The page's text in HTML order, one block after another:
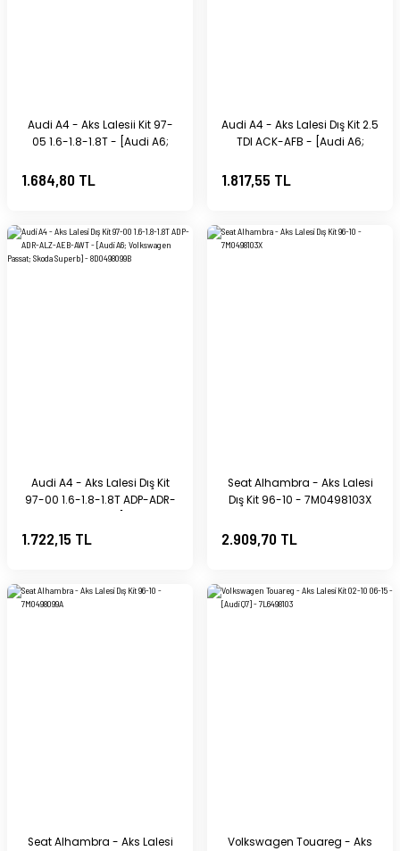
Audi A4 - Aks Lalesii Kit 97-
05 1.6-1.8-1.8T - [Audi A6;
Superb] - 8D0498103
1.684,80 TL
Audi A4 - Aks Lalesi Dış Kit 2.5
TDI ACK-AFB - [Audi A6;
Superb] - 8D0498099C
1.817,55 TL
Audi A4 - Aks Lalesi Dış Kit
97-00 1.6-1.8-1.8T ADP-ADR-
Volkswagen Passat; Skoda
Superb] - 8D0498099B
1.722,15 TL
Seat Alhambra - Aks Lalesi
Dış Kit 96-10 - 7M0498103X
2.909,70 TL
Seat Alhambra - Aks Lalesi
Volkswagen Touareg - Aks